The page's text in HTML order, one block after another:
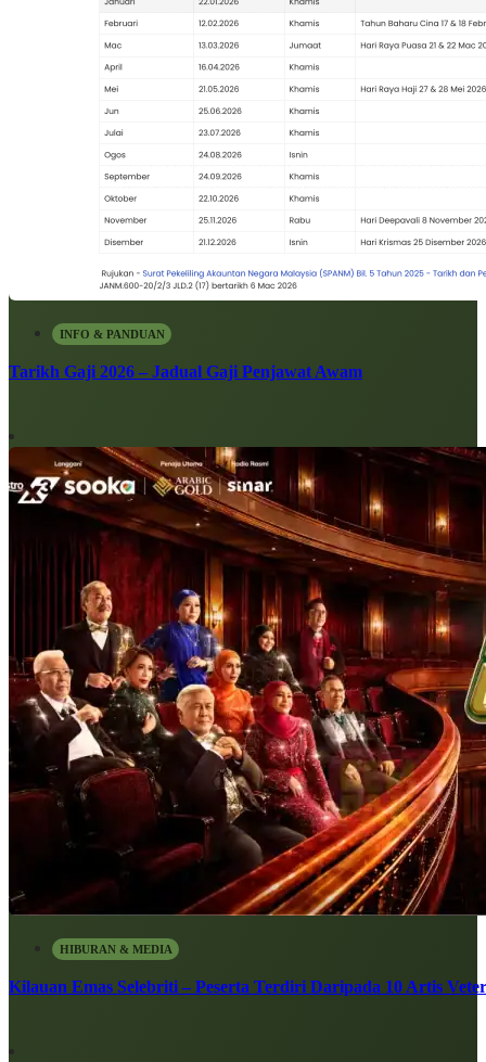
INFO & PANDUAN
Tarikh Gaji 2026 – Jadual Gaji Penjawat Awam
HIBURAN & MEDIA
Kilauan Emas Selebriti – Peserta Terdiri Daripada 10 Artis